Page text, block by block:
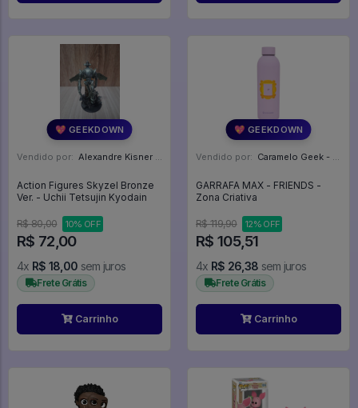
💖 GEEKDOWN
Vendido por: Alexandre Kisner - PR
Action Figures Skyzel Bronze
Ver. - Uchii Tetsujin Kyodain
R$ 80,00 10% OFF
R$ 72,00
4x R$ 18,00 sem juros
Frete Grátis
Carrinho
💖 GEEKDOWN
Vendido por: Caramelo Geek - DF
GARRAFA MAX - FRIENDS -
Zona Criativa
R$ 119,90 12% OFF
R$ 105,51
4x R$ 26,38 sem juros
Frete Grátis
Carrinho